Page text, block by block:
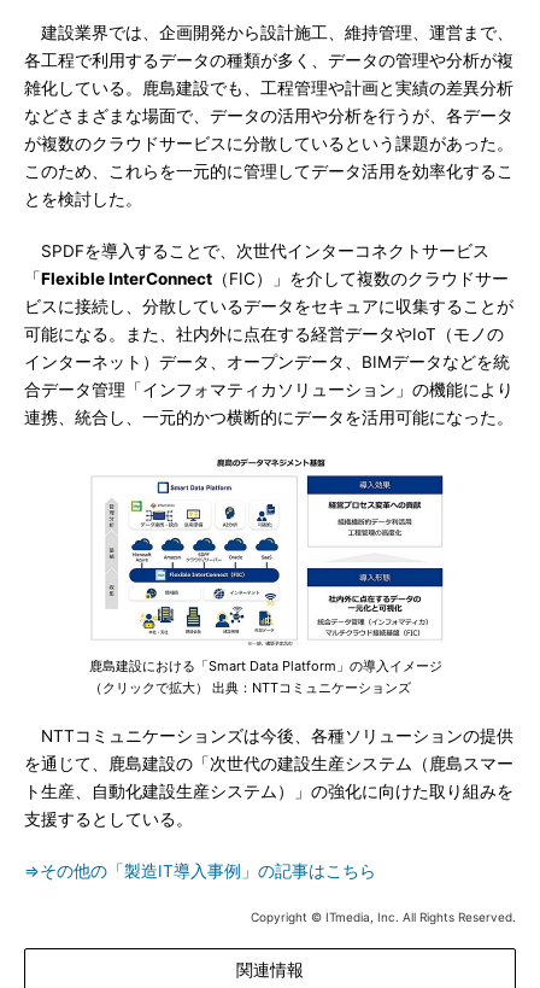
建設業界では、企画開発から設計施工、維持管理、運営まで、
各工程で利用するデータの種類が多く、データの管理や分析が複
雑化している。鹿島建設でも、工程管理や計画と実績の差異分析
などさまざまな場面で、データの活用や分析を行うが、各データ
が複数のクラウドサービスに分散しているという課題があった。
このため、これらを一元的に管理してデータ活用を効率化するこ
とを検討した。
SPDFを導入することで、次世代インターコネクトサービス
「Flexible InterConnect （FIC）」を介して複数のクラウドサー
ビスに接続し、分散しているデータをセキュアに収集することが
可能になる。また、社内外に点在する経営データやIoT（モノの
インターネット）データ、オープンデータ、BIMデータなどを統
合データ管理「インフォマティカソリューション」の機能により
連携、統合し、一元的かつ横断的にデータを活用可能になった。
鹿島建設における「Smart Data Platform」の導入イメージ
（クリックで拡大） 出典：NTTコミュニケーションズ
NTTコミュニケーションズは今後、各種ソリューションの提供
を通じて、鹿島建設の「次世代の建設生産システム（鹿島スマー
ト生産、自動化建設生産システム）」の強化に向けた取り組みを
支援するとしている。
⇒その他の「製造IT導入事例」の記事はこちら
Copyright © ITmedia, Inc. All Rights Reserved.
関連情報